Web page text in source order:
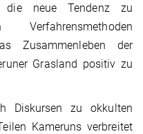
die neue Tendenz zu
Verfahrensmethoden
Zusammenleben der
Grasland positiv zu
Diskursen zu okkulten
Kameruns verbreitet